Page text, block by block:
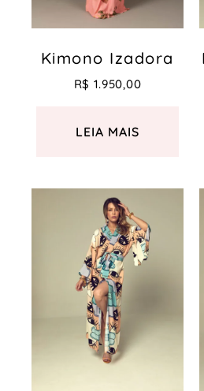
Kimono Izadora
R$ 1.950,00
LEIA MAIS